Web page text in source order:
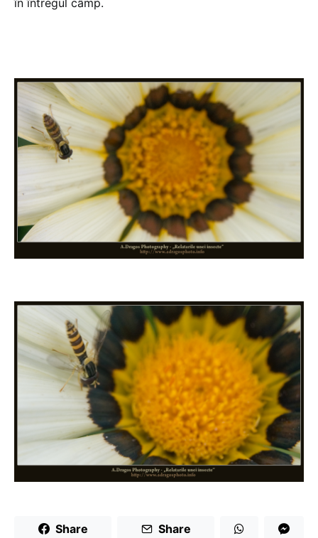
în întregul câmp.
Share Share